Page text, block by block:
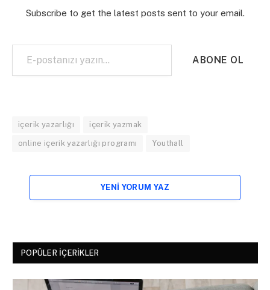
Subscribe to get the latest posts sent to your email.
E-postanızı yazın…
ABONE OL
içerik yazarlığı içerik yazmak
online içerik yazarlığı programı Youthall
YENI YORUM YAZ
POPÜLER İÇERIKLER